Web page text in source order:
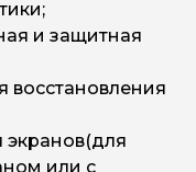
и защитная
восстановления
экранов(для
или с